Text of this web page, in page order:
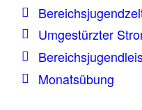
Umgestürzter
Monatsübung